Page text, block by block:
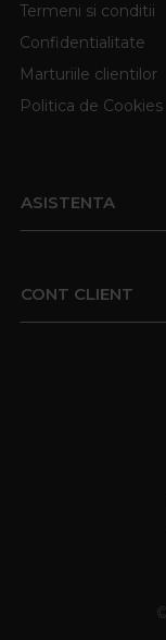
Termeni si conditii
Confidentialitate
Marturiile clientilor
Politica de Cookies
ASISTENTA
CONT CLIENT